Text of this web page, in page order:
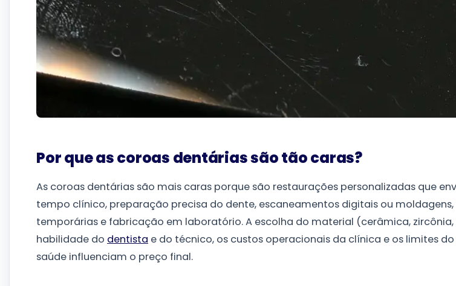
Por que as coroas dentárias são tão caras?
As coroas dentárias são mais caras porque são restaurações personalizadas que
tempo clínico, preparação precisa do dente, escaneamentos digitais ou
temporárias e fabricação em laboratório. A escolha do material (cerâmica, zircônia,
habilidade do dentista e do técnico, os custos operacionais da clínica e os limites
saúde influenciam o preço final.